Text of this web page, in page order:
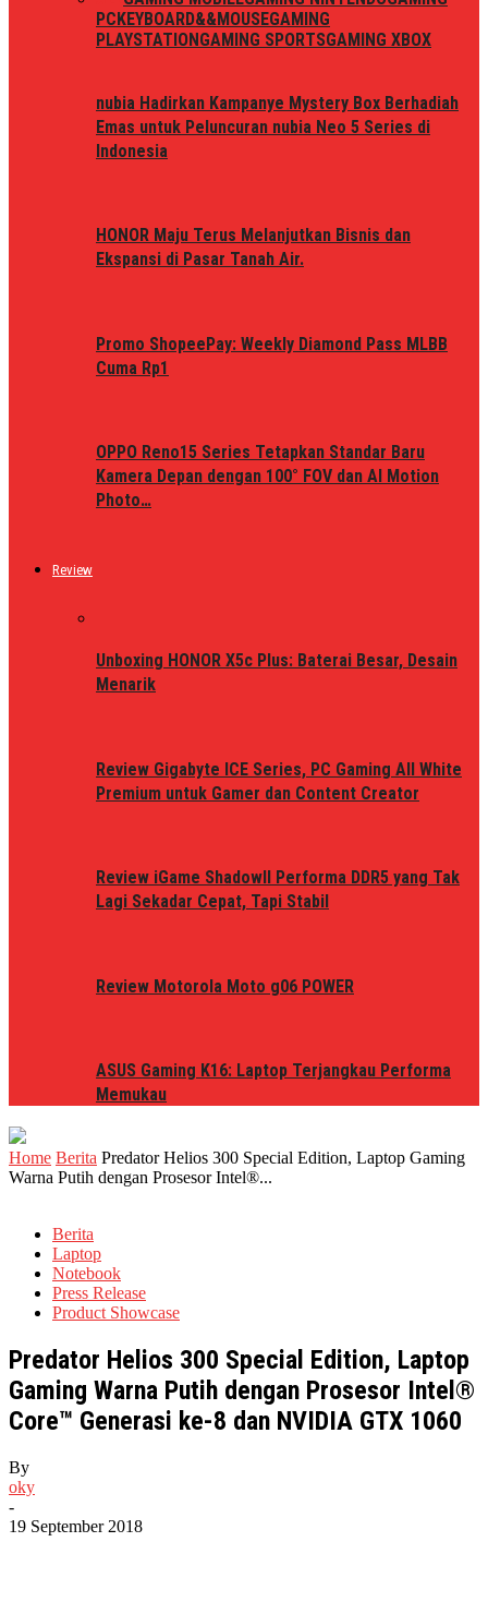
PCKEYBOARD&&MOUSEGAMING
PLAYSTATIONGAMING SPORTSGAMING XBOX
nubia Hadirkan Kampanye Mystery Box Berhadiah
Emas untuk Peluncuran nubia Neo 5 Series di
Indonesia
HONOR Maju Terus Melanjutkan Bisnis dan
Ekspansi di Pasar Tanah Air.
Promo ShopeePay: Weekly Diamond Pass MLBB
Cuma Rp1
OPPO Reno15 Series Tetapkan Standar Baru
Kamera Depan dengan 100° FOV dan AI Motion
Photo…
Review
Unboxing HONOR X5c Plus: Baterai Besar, Desain
Menarik
Review Gigabyte ICE Series, PC Gaming All White
Premium untuk Gamer dan Content Creator
Review iGame ShadowII Performa DDR5 yang Tak
Lagi Sekadar Cepat, Tapi Stabil
Review Motorola Moto g06 POWER
ASUS Gaming K16: Laptop Terjangkau Performa
Memukau
Home Berita Predator Helios 300 Special Edition, Laptop Gaming
Warna Putih dengan Prosesor Intel®...
Berita
Laptop
Notebook
Press Release
Product Showcase
Predator Helios 300 Special Edition, Laptop
Gaming Warna Putih dengan Prosesor Intel®
Core™ Generasi ke-8 dan NVIDIA GTX 1060
By
oky
-
19 September 2018